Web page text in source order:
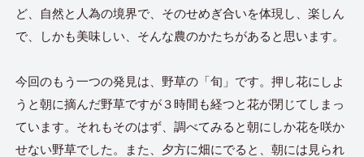
ど、自然と人為の境界で、そのせめぎ合いを体現し、楽しん
で、しかも美味しい、そんな農のかたちがあると思います。
今回のもう一つの発見は、野草の「旬」です。押し花にしよ
うと朝に摘んだ野草ですが３時間も経つと花が閉じてしまっ
ています。それもそのはず、調べてみると朝にしか花を咲か
せない野草でした。また、夕方に畑にでると、朝には見られ